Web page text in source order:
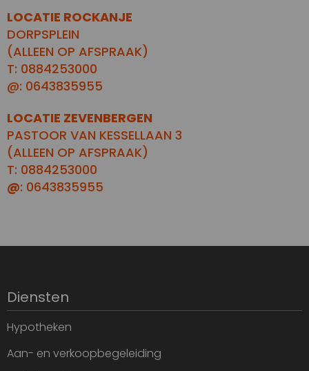
LOCATIE ROCKANJE
DORPSPLEIN
(ALLEEN OP AFSPRAAK)
T: 0884253000
@: 0643835955
LOCATIE ZEVENBERGEN
PASTOOR VAN KESSELLAAN 3
(ALLEEN OP AFSPRAAK)
T: 0884253000
@: 0643835955
Diensten
Hypotheken
Aan- en verkoopbegeleiding